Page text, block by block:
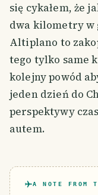
się cykałem, że
dwa kilometry w
Altiplano to
tego tylko same
kolejny powód
jeden dzień do
perspektywy
autem.
A NOTE FROM